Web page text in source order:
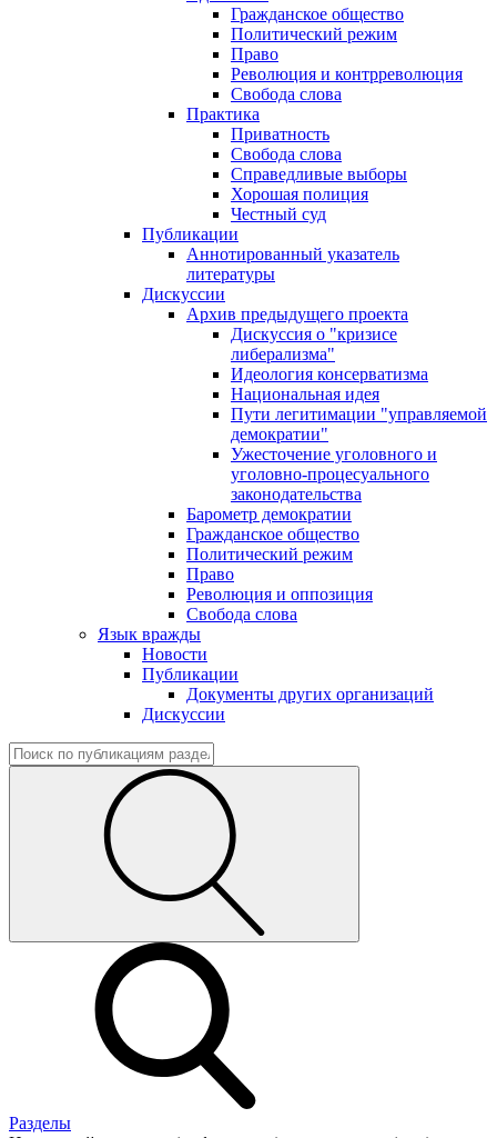
Гражданское общество
Политический режим
Право
Революция и контрреволюция
Свобода слова
Практика
Приватность
Свобода слова
Справедливые выборы
Хорошая полиция
Честный суд
Публикации
Аннотированный указатель
литературы
Дискуссии
Архив предыдущего проекта
Дискуссия о "кризисе
либерализма"
Идеология консерватизма
Национальная идея
Пути легитимации "управляемой
демократии"
Ужесточение уголовного и
уголовно-процесуального
законодательства
Барометр демократии
Гражданское общество
Политический режим
Право
Революция и оппозиция
Свобода слова
Язык вражды
Новости
Публикации
Документы других организаций
Дискуссии
Разделы